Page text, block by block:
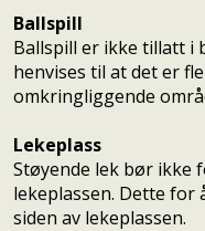
Ballspill
Ballspill er ikke tillatt i
henvises til at det er
omkringliggende
Lekeplass
Støyende lek bør ikke
lekeplassen. Dette for
siden av lekeplassen.